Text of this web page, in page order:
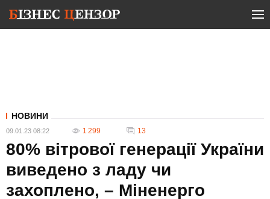
НОВИНИ
09.01.23 08:22 1 299 13
80% вітрової генерації України
виведено з ладу чи
захоплено, – Міненерго